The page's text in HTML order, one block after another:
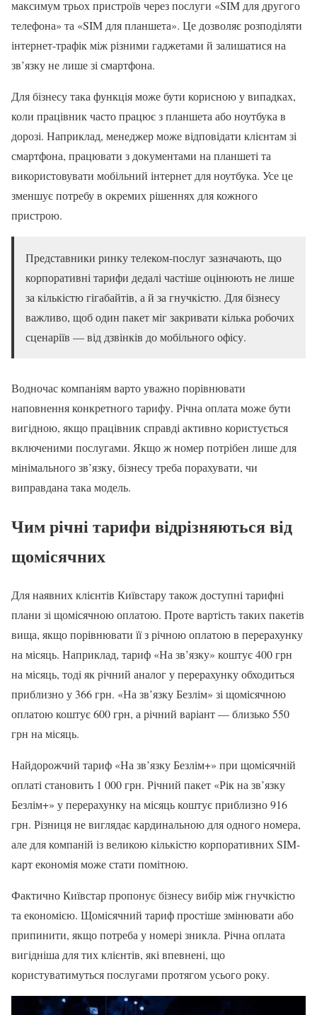
максимум трьох пристроїв через послуги «SIM для другого
телефона» та «SIM для планшета». Це дозволяє розподіляти
інтернет-трафік між різними гаджетами й залишатися на
зв’язку не лише зі смартфона.
Для бізнесу така функція може бути корисною у випадках,
коли працівник часто працює з планшета або ноутбука в
дорозі. Наприклад, менеджер може відповідати клієнтам зі
смартфона, працювати з документами на планшеті та
використовувати мобільний інтернет для ноутбука. Усе це
зменшує потребу в окремих рішеннях для кожного
пристрою.
Представники ринку телеком-послуг зазначають, що
корпоративні тарифи дедалі частіше оцінюють не лише
за кількістю гігабайтів, а й за гнучкістю. Для бізнесу
важливо, щоб один пакет міг закривати кілька робочих
сценаріїв — від дзвінків до мобільного офісу.
Водночас компаніям варто уважно порівнювати
наповнення конкретного тарифу. Річна оплата може бути
вигідною, якщо працівник справді активно користується
включеними послугами. Якщо ж номер потрібен лише для
мінімального зв’язку, бізнесу треба порахувати, чи
виправдана така модель.
Чим річні тарифи відрізняються від
щомісячних
Для наявних клієнтів Київстару також доступні тарифні
плани зі щомісячною оплатою. Проте вартість таких пакетів
вища, якщо порівнювати її з річною оплатою в перерахунку
на місяць. Наприклад, тариф «На зв’язку» коштує 400 грн
на місяць, тоді як річний аналог у перерахунку обходиться
приблизно у 366 грн. «На зв’язку Безлім» зі щомісячною
оплатою коштує 600 грн, а річний варіант — близько 550
грн на місяць.
Найдорожчий тариф «На зв’язку Безлім+» при щомісячній
оплаті становить 1 000 грн. Річний пакет «Рік на зв’язку
Безлім+» у перерахунку на місяць коштує приблизно 916
грн. Різниця не виглядає кардинальною для одного номера,
але для компаній із великою кількістю корпоративних SIM-
карт економія може стати помітною.
Фактично Київстар пропонує бізнесу вибір між гнучкістю
та економією. Щомісячний тариф простіше змінювати або
припинити, якщо потреба у номері зникла. Річна оплата
вигідніша для тих клієнтів, які впевнені, що
користуватимуться послугами протягом усього року.